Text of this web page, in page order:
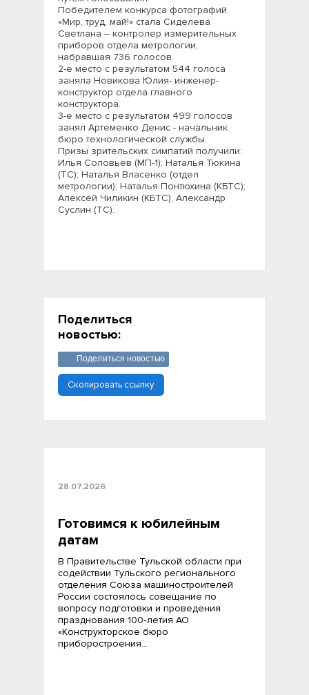
28.07.2026
Готовимся к юбилейным
датам
В Правительстве Тульской области при
содействии Тульского регионального
отделения Союза машиностроителей
России состоялось совещание по
вопросу подготовки и проведения
празднования 100‑летия АО
«Конструкторское бюро
приборостроения…
Победителем конкурса фотографий
«Мир, труд, май!» стала Сиделева
Светлана – контролер измерительных
приборов отдела метрологии,
набравшая 736 голосов.
2-е место с результатом 544 голоса
заняла Новикова Юлия- инженер-
конструктор отдела главного
конструктора.
3-е место с результатом 499 голосов
занял Артеменко Денис - начальник
бюро технологической службы.
Призы зрительских симпатий получили:
Илья Соловьев (МП-1); Наталья Тюкина
(ТС); Наталья Власенко (отдел
метрологии); Наталья Понтюхина (КБТС);
Алексей Чиликин (КБТС), Александр
Суслин (ТС).
Поделиться
новостью:
Поделиться новостью
Скопировать ссылку